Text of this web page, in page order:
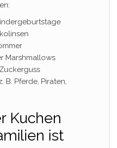
Marshmallows
B. Pferde, Piraten,
Kuchen
ist